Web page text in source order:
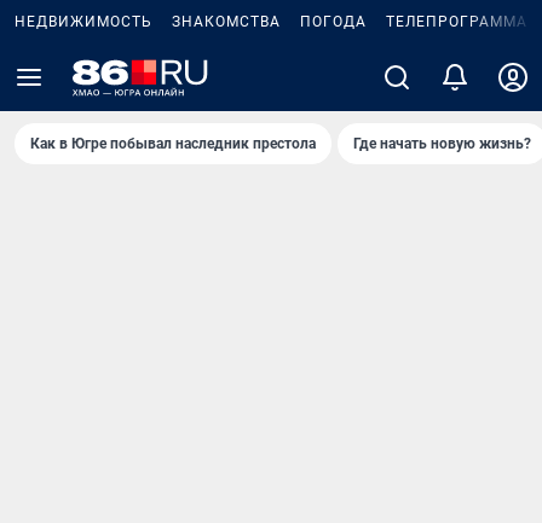
НЕДВИЖИМОСТЬ ЗНАКОМСТВА ПОГОДА ТЕЛЕПРОГРАММА
Как в Югре побывал наследник престола Где начать новую жизнь?